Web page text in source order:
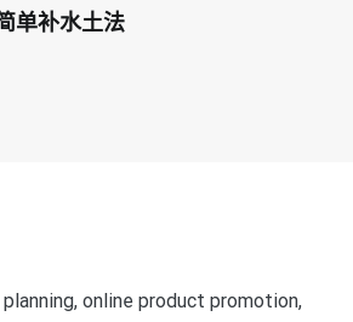
单补水土法
online product promotion,